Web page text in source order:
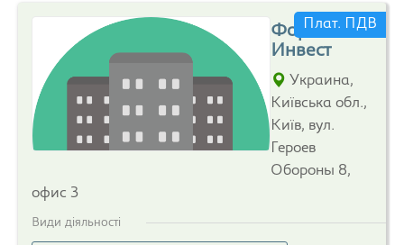
Форест
Инвест
Украина,
Київська обл.,
Київ, вул.
Героев
Обороны 8,
офис 3
Види діяльності
Плат. ПДВ